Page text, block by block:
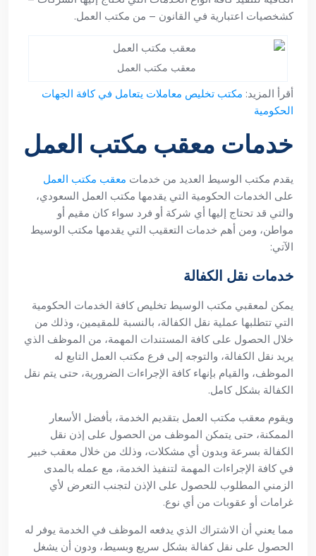
كشخصيات اعتبارية في القانون – من مكتب العمل.
معقب مكتب العمل
أقرأ المزيد: مكتب تخليص معاملات يتعامل في كافة الجهات
الحكومية
خدمات معقب مكتب العمل
يقدم مكتب الوسيط العديد من خدمات معقب مكتب العمل
على الخدمات الحكومية التي يقدمها مكتب العمل السعودي،
والتي قد تحتاج إليها أي شركة أو فرد سواء كان مقيم أو
مواطن، ومن أهم خدمات التعقيب التي يقدمها مكتب الوسيط
الآتي:
خدمات نقل الكفالة
يمكن لمعقبي مكتب الوسيط تخليص كافة الخدمات الحكومية
التي تتطلبها عملية نقل الكفالة، بالنسبة للمقيمين، وذلك من
خلال الحصول على كافة المستندات المهمة، من الموظف الذي
يريد نقل الكفالة، والتوجه إلى فرع مكتب العمل التابع له
الموظف، والقيام بإنهاء كافة الإجراءات الضرورية، حتى يتم نقل
الكفالة بشكل كامل.
ويقوم معقب مكتب العمل بتقديم الخدمة، بأفضل الأسعار
الممكنة، حتى يتمكن الموظف من الحصول على إذن نقل
الكفالة بسرعة وبدون أي مشكلات، وذلك من خلال معقب خبير
في كافة الإجراءات المهمة لتنفيذ الخدمة، مع عمله بالمدى
الزمني المطلوب للحصول على الإذن لتجنب التعرض لأي
غرامات أو عقوبات من أي نوع.
مما يعني أن الاشتراك الذي يدفعه الموظف في الخدمة يوفر له
الحصول على نقل كفالة بشكل سريع وبسيط، ودون أن يشغل